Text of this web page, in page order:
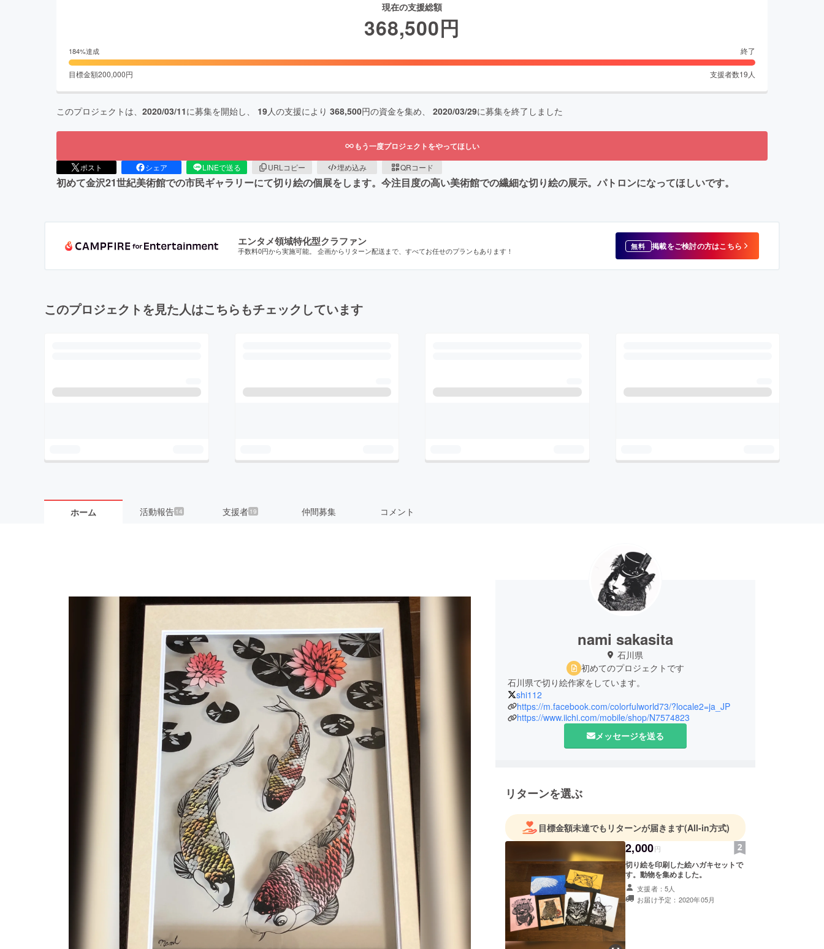
現在の支援総額
368,500円
184%達成 終了
目標金額200,000円 支援者数19 人
このプロジェクトは、 2020/03/11に募集を開始し、 19人の支援により 368,500円の資金を集め、 2020/03/29に募集を終了しました
もう一度プロジェクトをやってほしい
ポスト シェア LINEで送る URLコピー 埋め込み QRコード
初めて金沢21世紀美術館での市民ギャラリーにて切り絵の個展をします。今注目度の高い美術館での繊細な切り絵の展示。パトロンになってほしいです。
エンタメ領域特化型クラファン
手数料0円から実施可能。 企画からリターン配送まで、すべてお任せのプランもあります！ 無料 掲載をご検討の方はこちら
このプロジェクトを見た人はこちらもチェックしています
ホーム 活動報告 14 支援者 19 仲間募集 コメント
nami sakasita
石川県
初めてのプロジェクトです
石川県で切り絵作家をしています。
shi112
https://m.facebook.com/colorfulworld73/?locale2=ja_JP
https://www.iichi.com/mobile/shop/N7574823
メッセージを送る
リターンを選ぶ
目標金額未達でもリターンが届きます(All-in方式)
2,000円
切り絵を印刷した絵ハガキセットで
す。動物を集めました。
支援者：5人
お届け予定：2020年05月